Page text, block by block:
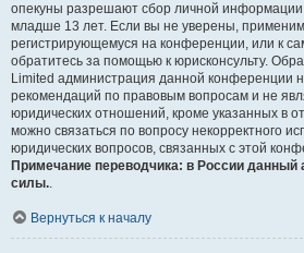
опекуны разрешают сбор личной
младше 13 лет. Если вы не уверены,
регистрирующемуся на конференции, или к
обратитесь за помощью к юрисконсульту.
Limited администрация данной конференции
рекомендаций по правовым вопросам и не
юридических отношений, кроме указанных в
можно связаться по вопросу некорректного
юридических вопросов, связанных с этой
Примечание переводчика: в России данный
силы..
Вернуться к началу